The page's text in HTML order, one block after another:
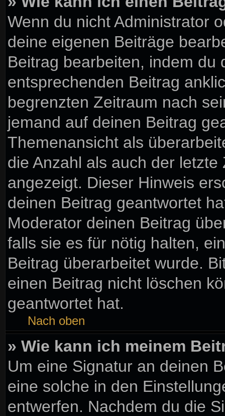
Wenn du nicht Administrator
deine eigenen Beiträge
Beitrag bearbeiten, indem du
entsprechenden Beitrag
begrenzten Zeitraum nach
jemand auf deinen Beitrag
Themenansicht als
die Anzahl als auch der
angezeigt. Dieser Hinweis
deinen Beitrag geantwortet
Moderator deinen Beitrag
falls sie es für nötig halten,
Beitrag überarbeitet wurde.
einen Beitrag nicht löschen
geantwortet hat.
Nach oben
» Wie kann ich meinem
Um eine Signatur an deinen
eine solche in den
entwerfen. Nachdem du die